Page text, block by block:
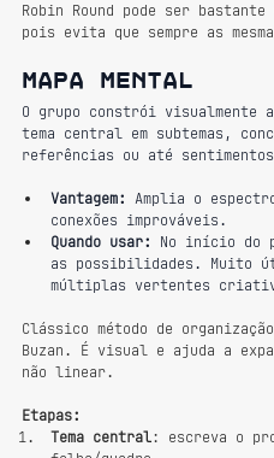
Robin Round pode ser
pois evita que sempre as
Mapa mental
O grupo constrói visualmente
tema central em subtemas,
referências ou até
Vantagem: Amplia o
conexões improváveis.
Quando usar:
No início do
as possibilidades. Muito
múltiplas vertentes
Clássico método de
Buzan. É visual e ajuda a
não linear.
Etapas:
Tema central: escreva o